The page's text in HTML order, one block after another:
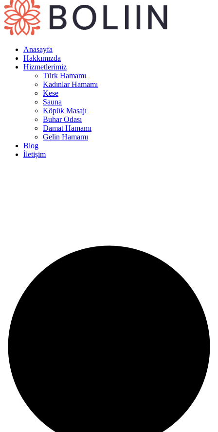
Anasayfa
Hakkımızda
Hizmetlerimiz
Türk Hamamı
Kadınlar Hamamı
Kese
Sauna
Köpük Masajı
Buhar Odası
Damat Hamamı
Gelin Hamamı
Blog
İletişim